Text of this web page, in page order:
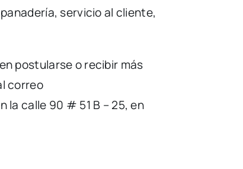
servicio al cliente,
postularse o recibir más
correo
la calle 90 # 51 B – 25, en